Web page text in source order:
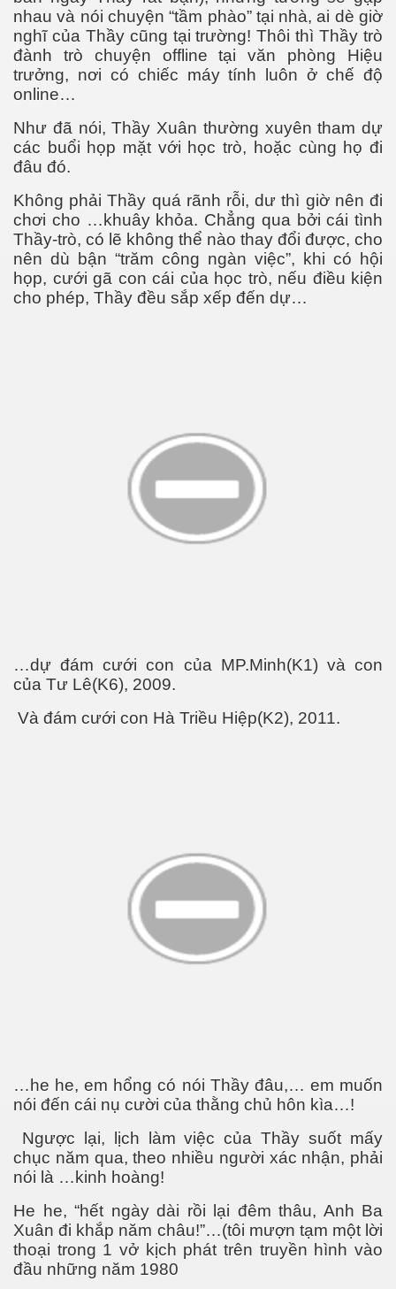
nhau và nói chuyện “tầm phào” tại nhà, ai dè giờ
nghĩ của Thầy cũng tại trường! Thôi thì Thầy trò
đành trò chuyện offline tại văn phòng Hiệu
trưởng, nơi có chiếc máy tính luôn ở chế độ
online…
Như đã nói, Thầy Xuân thường xuyên tham dự
các buổi họp mặt với học trò, hoặc cùng họ đi
đâu đó.
Không phải Thầy quá rãnh rỗi, dư thì giờ nên đi
chơi cho …khuây khỏa. Chẳng qua bởi cái tình
Thầy-trò, có lẽ không thể nào thay đổi được, cho
nên dù bận “trăm công ngàn việc”, khi có hội
họp, cưới gã con cái của học trò, nếu điều kiện
cho phép, Thầy đều sắp xếp đến dự…
…dự đám cưới con của MP.Minh(K1) và con
của Tư Lê(K6), 2009.
Và đám cưới con Hà Triều Hiệp(K2), 2011.
…he he, em hổng có nói Thầy đâu,… em muốn
nói đến cái nụ cười của thằng chủ hôn kìa…!
Ngược lại, lịch làm việc của Thầy suốt mấy
chục năm qua, theo nhiều người xác nhận, phải
nói là …kinh hoàng!
He he, “hết ngày dài rồi lại đêm thâu, Anh Ba
Xuân đi khắp năm châu!”…(tôi mượn tạm một lời
thoại trong 1 vở kịch phát trên truyền hình vào
đầu những năm 1980